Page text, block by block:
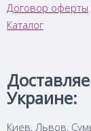
Договор оферты
Каталог
Украине:
Киев, Львов,